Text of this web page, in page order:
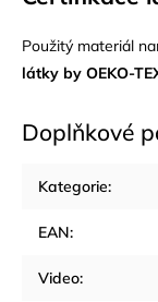
Použitý materiál
látky by OEKO-
Doplňkové
Kategorie:
EAN:
Video: